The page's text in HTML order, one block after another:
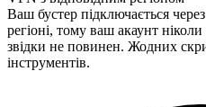
додайте Streaming під час
Ваш бустер підключається
регіоні, тому ваш акаунт
звідки не повинен. Жодних
інструментів.